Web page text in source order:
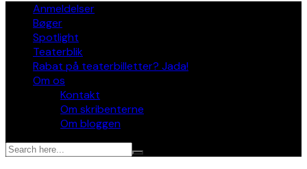
Anmeldelser
Bøger
Spotlight
Teaterblik
Rabat på teaterbilletter? Jada!
Om os
Kontakt
Om skribenterne
Om bloggen